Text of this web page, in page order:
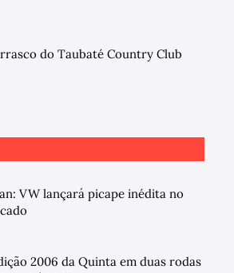
do Taubaté Country Club
VW lançará picape inédita no
2006 da Quinta em duas rodas